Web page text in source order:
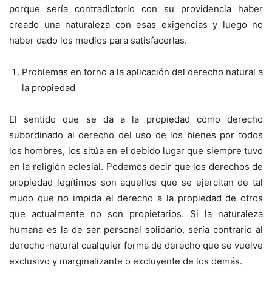
porque sería contradictorio con su providencia haber
creado una naturaleza con esas exigencias y luego no
haber dado los medios para satisfacerlas.
Problemas en torno a la aplicación del derecho natural a
la propiedad
El sentido que se da a la propiedad como derecho
subordinado al derecho del uso de los bienes por todos
los hombres, los sitúa en el debido lugar que siempre tuvo
en la religión eclesial. Podemos decir que los derechos de
propiedad legítimos son aquellos que se ejercitan de tal
mudo que no impida el derecho a la propiedad de otros
que actualmente no son propietarios. Si la naturaleza
humana es la de ser personal solidario, sería contrario al
derecho-natural cualquier forma de derecho que se vuelve
exclusivo y marginalizante o excluyente de los demás.